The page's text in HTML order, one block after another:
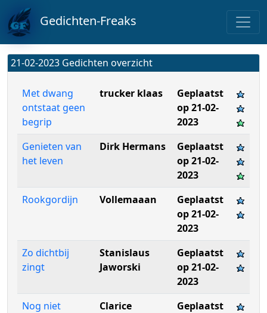
Gedichten-Freaks
21-02-2023 Gedichten overzicht
Met dwang
ontstaat geen
begrip
trucker klaas
Geplaatst
op 21-02-
2023
Genieten van
het leven
Dirk Hermans
Geplaatst
op 21-02-
2023
Rookgordijn
Vollemaaan
Geplaatst
op 21-02-
2023
Zo dichtbij
zingt
Stanislaus
Jaworski
Geplaatst
op 21-02-
2023
Nog niet
Clarice
Geplaatst